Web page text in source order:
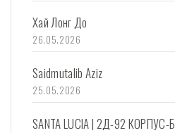
Хай Лонг До
26.05.2026
Saidmutalib Aziz
25.05.2026
SANTA LUCIA | 2Д-92 КОРПУС-Б